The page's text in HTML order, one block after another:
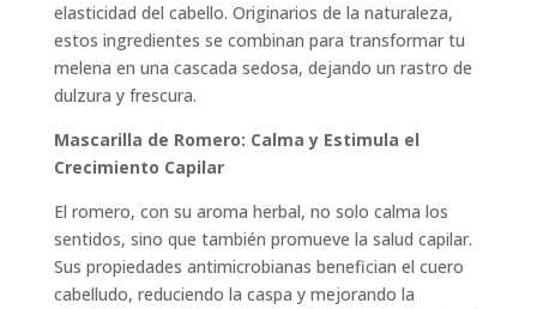
elasticidad del cabello. Originarios de la naturaleza,
estos ingredientes se combinan para transformar tu
melena en una cascada sedosa, dejando un rastro de
dulzura y frescura.
Mascarilla de Romero: Calma y Estimula el
Crecimiento Capilar
El romero, con su aroma herbal, no solo calma los
sentidos, sino que también promueve la salud capilar.
Sus propiedades antimicrobianas benefician el cuero
cabelludo, reduciendo la caspa y mejorando la